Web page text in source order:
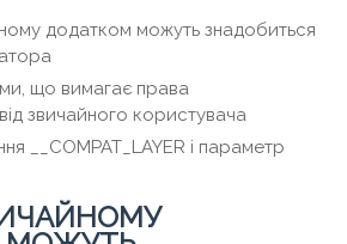
додатком можуть знадобиться
що вимагає права
звичайного користувача
__COMPAT_LAYER і параметр